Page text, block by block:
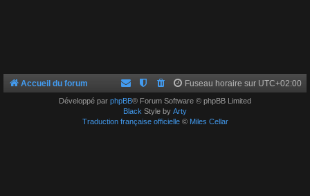
Accueil du forum Fuseau horaire sur UTC+02:00
Développé par phpBB® Forum Software © phpBB Limited
Black Style by Arty
Traduction française officielle© Miles Cellar